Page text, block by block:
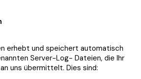
erhebt und speichert automatisch
Server-Log- Dateien, die Ihr
uns übermittelt. Dies sind: